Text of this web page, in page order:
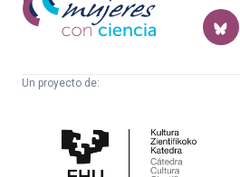
con
ciencia
Un proyecto de:
Cultura